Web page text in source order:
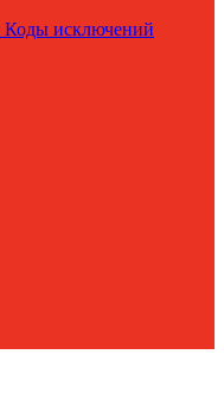
Коды исключений